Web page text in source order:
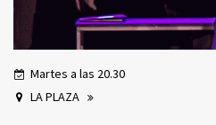
Martes a las 20.30
LA PLAZA